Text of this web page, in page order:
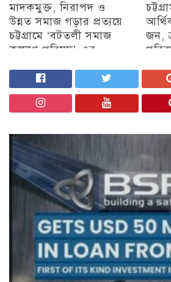
মাদকমুক্ত, নিরাপদ ও
উন্নত সমাজ গড়ার প্রত্যয়ে
চট্টগ্রামে ‘বটতলী সমাজ
কল্যাণ পরিষদ’-এর
চট্টগ্রাম
জন,